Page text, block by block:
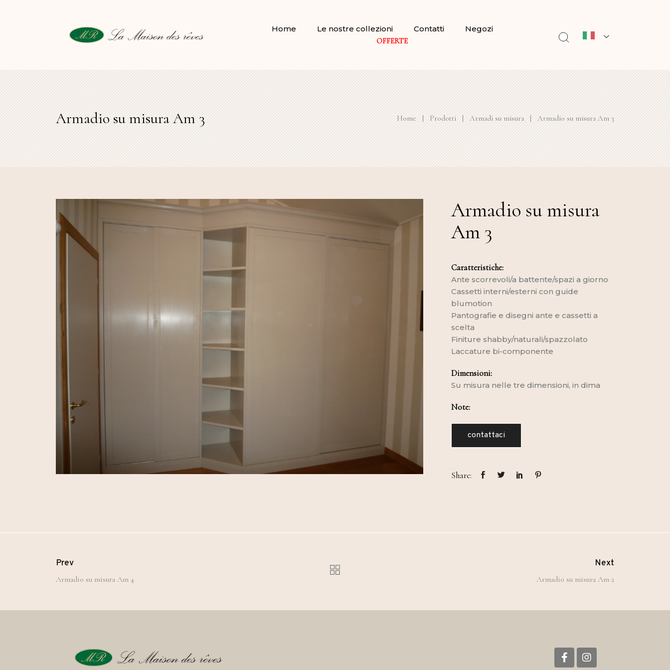
Home Le nostre collezioni Contatti Negozi
OFFERTE
Armadio su misura Am 3 Home | Prodotti | Armadi su misura | Armadio su misura Am 3
Armadio su misura
Am 3
Caratteristiche:
Ante scorrevoli/a battente/spazi a giorno
Cassetti interni/esterni con guide
blumotion
Pantografie e disegni ante e cassetti a
scelta
Finiture shabby/naturali/spazzolato
Laccature bi-componente
Dimensioni:
Su misura nelle tre dimensioni, in dima
Note:
contattaci
Share:
Prev
Armadio su misura Am 4
Next
Armadio su misura Am 2